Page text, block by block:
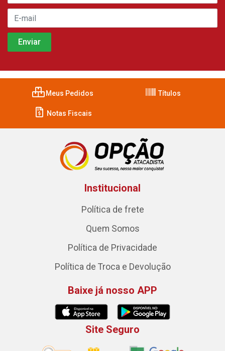
Meus Pedidos Títulos
Notas Fiscais
Institucional
Política de frete
Quem Somos
Política de Privacidade
Política de Troca e Devolução
Baixe já nosso APP
Site Seguro